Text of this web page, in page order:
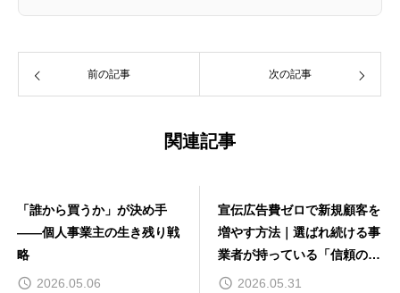
前の記事 次の記事
関連記事
「誰から買うか」が決め手
——個人事業主の生き残り戦
略
2026.05.06
宣伝広告費ゼロで新規顧客を
増やす方法｜選ばれ続ける事
業者が持っている「信頼の仕
組み」2026.05.31